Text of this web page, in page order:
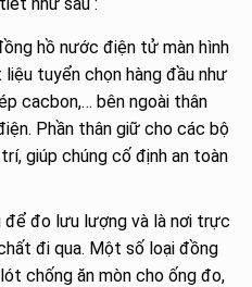
hồ nước điện tử màn hình
tuyển chọn hàng đầu như
cacbon,… bên ngoài thân
Phần thân giữ cho các bộ
giúp chúng cố định an toàn
để đo lưu lượng và là nơi trực
đi qua. Một số loại đồng
chống ăn mòn cho ống đo,